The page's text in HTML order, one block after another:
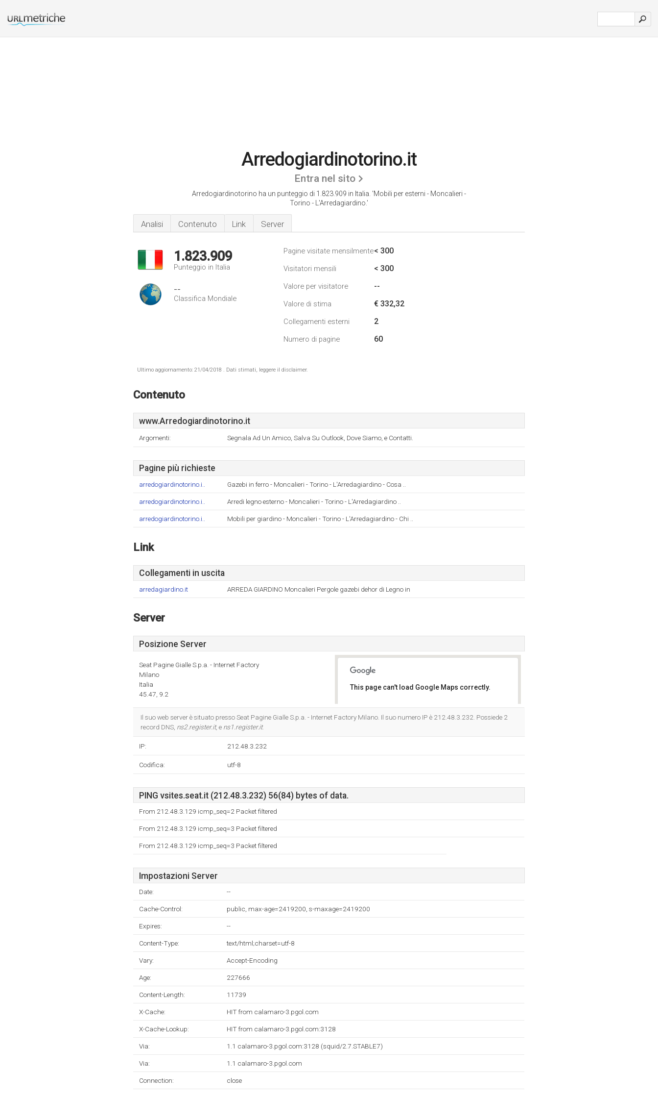
Arredogiardinotorino.it
Entra nel sito
Arredogiardinotorino ha un punteggio di 1.823.909 in Italia. 'Mobili per esterni - Moncalieri -
Torino - L'Arredagiardino.'
Analisi Contenuto Link Server
1.823.909
Punteggio in Italia
--
Classifica Mondiale
Pagine visitate mensilmente< 300
Visitatori mensili < 300
Valore per visitatore --
Valore di stima € 332,32
Collegamenti esterni 2
Numero di pagine 60
Ultimo aggiornamento: 21/04/2018 . Dati stimati, leggere il disclaimer.
Contenuto
www.Arredogiardinotorino.it
Argomenti: Segnala Ad Un Amico, Salva Su Outlook, Dove Siamo, e Contatti.
Pagine più richieste
arredogiardinotorino.i.. Gazebi in ferro - Moncalieri - Torino - L'Arredagiardino - Cosa ..
arredogiardinotorino.i.. Arredi legno esterno - Moncalieri - Torino - L'Arredagiardino ..
arredogiardinotorino.i.. Mobili per giardino - Moncalieri - Torino - L'Arredagiardino - Chi ..
Link
Collegamenti in uscita
arredagiardino.it ARREDA GIARDINO Moncalieri Pergole gazebi dehor di Legno in
Server
Posizione Server
Seat Pagine Gialle S.p.a. - Internet Factory
Milano
Italia
45.47, 9.2
This page can't load Google Maps correctly.
Il suo web server è situato presso Seat Pagine Gialle S.p.a. - Internet Factory Milano. Il suo numero IP è 212.48.3.232. Possiede 2
record DNS, ns2.register.it, e ns1.register.it.
IP: 212.48.3.232
Codifica: utf-8
PING vsites.seat.it (212.48.3.232) 56(84) bytes of data.
From 212.48.3.129 icmp_seq=2 Packet filtered
From 212.48.3.129 icmp_seq=3 Packet filtered
From 212.48.3.129 icmp_seq=3 Packet filtered
Impostazioni Server
Date: --
Cache-Control: public, max-age=2419200, s-maxage=2419200
Expires: --
Content-Type: text/html;charset=utf-8
Vary: Accept-Encoding
Age: 227666
Content-Length: 11739
X-Cache: HIT from calamaro-3.pgol.com
X-Cache-Lookup: HIT from calamaro-3.pgol.com:3128
Via: 1.1 calamaro-3.pgol.com:3128 (squid/2.7.STABLE7)
Via: 1.1 calamaro-3.pgol.com
Connection: close